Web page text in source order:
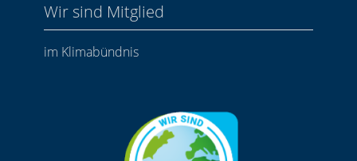
Wir sind Mitglied
im Klimabündnis